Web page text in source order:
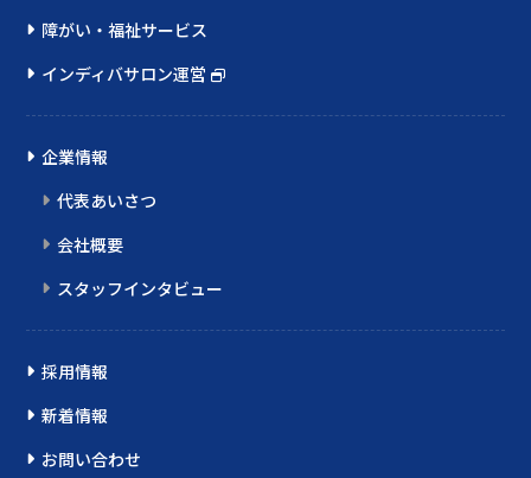
障がい・福祉サービス
インディバサロン運営
企業情報
代表あいさつ
会社概要
スタッフインタビュー
採用情報
新着情報
お問い合わせ